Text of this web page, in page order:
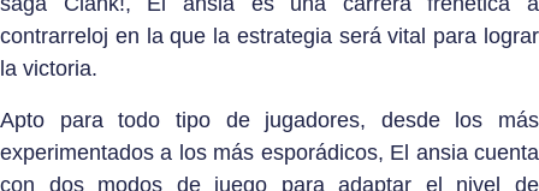
contrarreloj en la que la estrategia será vital para lograr
la victoria.
Apto para todo tipo de jugadores, desde los más
experimentados a los más esporádicos, El ansia cuenta
con dos modos de juego para adaptar el nivel de